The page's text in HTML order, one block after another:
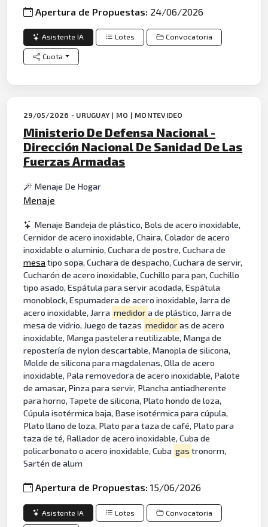
Apertura de Propuestas: 24/06/2026
Asistente IA Lotes Convocatoria
Cuota
29/05/2026 - URUGUAY | MO | MONTEVIDEO
Ministerio De Defensa Nacional -
Dirección Nacional De Sanidad De Las
Fuerzas Armadas
Menaje De Hogar
Menaje
Menaje Bandeja de plástico, Bols de acero inoxidable,
Cernidor de acero inoxidable, Chaira, Colador de acero
inoxidable o aluminio, Cuchara de postre, Cuchara de
mesatipo sopa, Cuchara de despacho, Cuchara de servir,
Cucharón de acero inoxidable, Cuchillo para pan, Cuchillo
tipo asado, Espátula para servir acodada, Espátula
monoblock, Espumadera de acero inoxidable, Jarra de
acero inoxidable, Jarra medidora de plástico, Jarra de
mesa de vidrio, Juego de tazas medidoras de acero
inoxidable, Manga pastelera reutilizable, Manga de
repostería de nylon descartable, Manopla de silicona,
Molde de silicona para magdalenas, Olla de acero
inoxidable, Pala removedora de acero inoxidable, Palote
de amasar, Pinza para servir, Plancha antiadherente
para horno, Tapete de silicona, Plato hondo de loza,
Cúpula isotérmica baja, Base isotérmica para cúpula,
Plato llano de loza, Plato para taza de café, Plato para
taza de té, Rallador de acero inoxidable, Cuba de
policarbonato o acero inoxidable, Cuba gas tronorm,
Sartén de alum
Apertura de Propuestas:15/06/2026
Asistente IA Lotes Convocatoria